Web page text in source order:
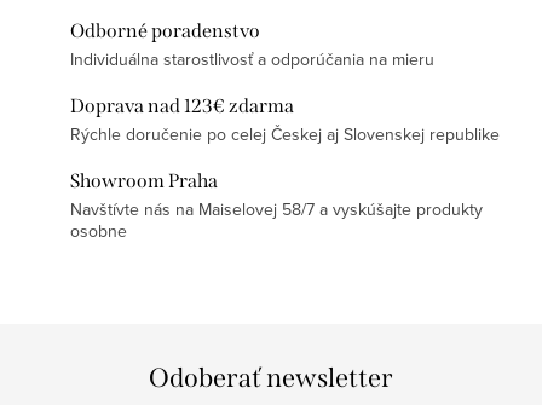
Odborné poradenstvo
Individuálna starostlivosť a odporúčania na mieru
Doprava nad 123€ zdarma
Rýchle doručenie po celej Českej aj Slovenskej republike
Showroom Praha
Navštívte nás na Maiselovej 58/7 a vyskúšajte produkty
osobne
Odoberať newsletter